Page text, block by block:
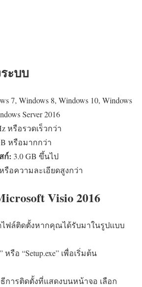
ะบบ
7, Windows 8, Windows 10, Windows
Server 2016
หรือรวดเร็วกว่า
หรือมากกว่า
ก์: 3.0 GB ขึ้นไป
หรือความละเอียดสูงกว่า
Visio 2016
ฟล์ติดตั้งหากคุณได้รับมาในรูปแบบ
รือ “Setup.exe” เพื่อเริ่มต้น
การติดตั้งที่แสดงบนหน้าจอ เลือก